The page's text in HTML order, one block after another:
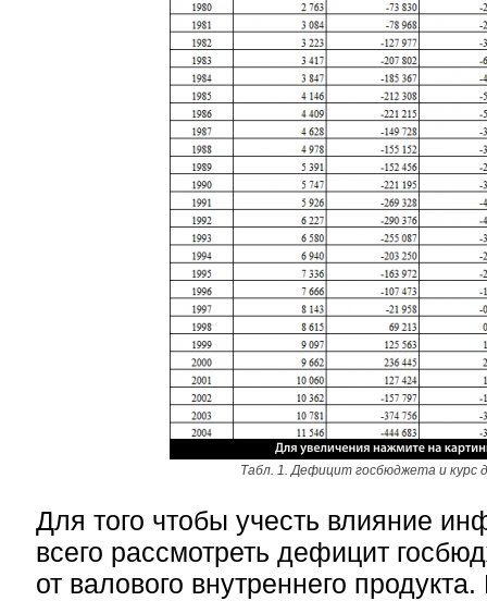
Табл. 1. Дефицит госбюджета и курс
Для того чтобы учесть влияние
всего рассмотреть дефицит
от валового внутреннего